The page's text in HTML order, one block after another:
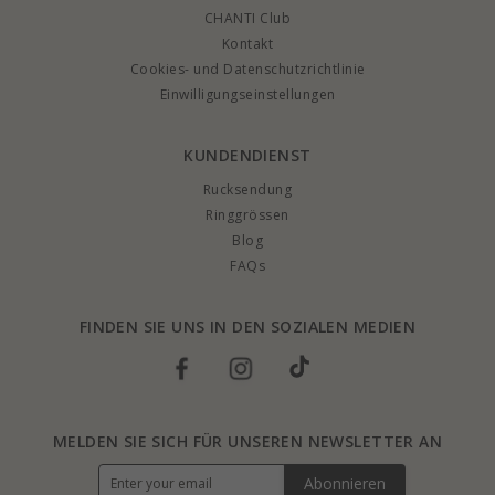
CHANTI Club
Kontakt
Cookies- und Datenschutzrichtlinie
Einwilligungseinstellungen
KUNDENDIENST
Rucksendung
Ringgrössen
Blog
FAQs
FINDEN SIE UNS IN DEN SOZIALEN MEDIEN
MELDEN SIE SICH FÜR UNSEREN NEWSLETTER AN
Abonnieren